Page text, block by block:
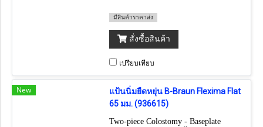
มีสินค้าราคาส่ง
สั่งซื้อสินค้า
เปรียบเทียบ
New
แป้นนิ่มยืดหยุ่น B-Braun Flexima Flat
65 มม. (936615)
Two-piece Colostomy - Baseplate